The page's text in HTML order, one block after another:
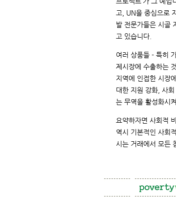
고, UN을 중심으로
발 전문가들은 시골
고 있습니다.
여러 상품들 - 특히
제시장에 수출하는
지역에 인접한 시장
대한 지원 강화, 사
는 무역을 활성화시
요약하자면 사회적
역시 기본적인 사회
시는 거래에서 모든